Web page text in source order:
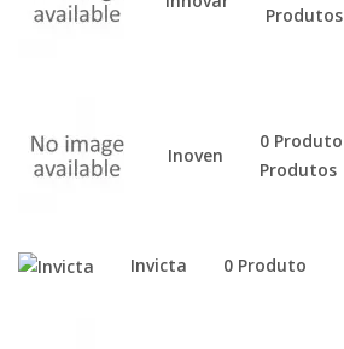
Produtos
Inoven
0 Produto
Produtos
Invicta 0 Produto